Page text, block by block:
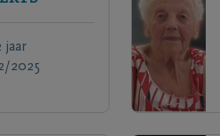
jaar
2025